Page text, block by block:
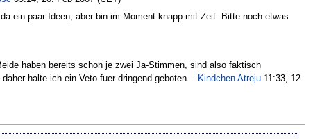
ein paar Ideen, aber bin im Moment knapp mit Zeit. Bitte noch etwas
haben bereits schon je zwei Ja-Stimmen, sind also faktisch
halte ich ein Veto fuer dringend geboten. --Kindchen Atreju 11:33, 12.